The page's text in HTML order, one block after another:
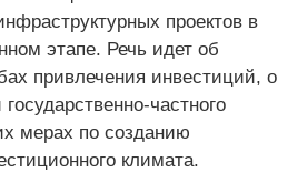
проектов в
этапе. Речь идет об
привлечения инвестиций, о
частного
мерах по созданию
климата.